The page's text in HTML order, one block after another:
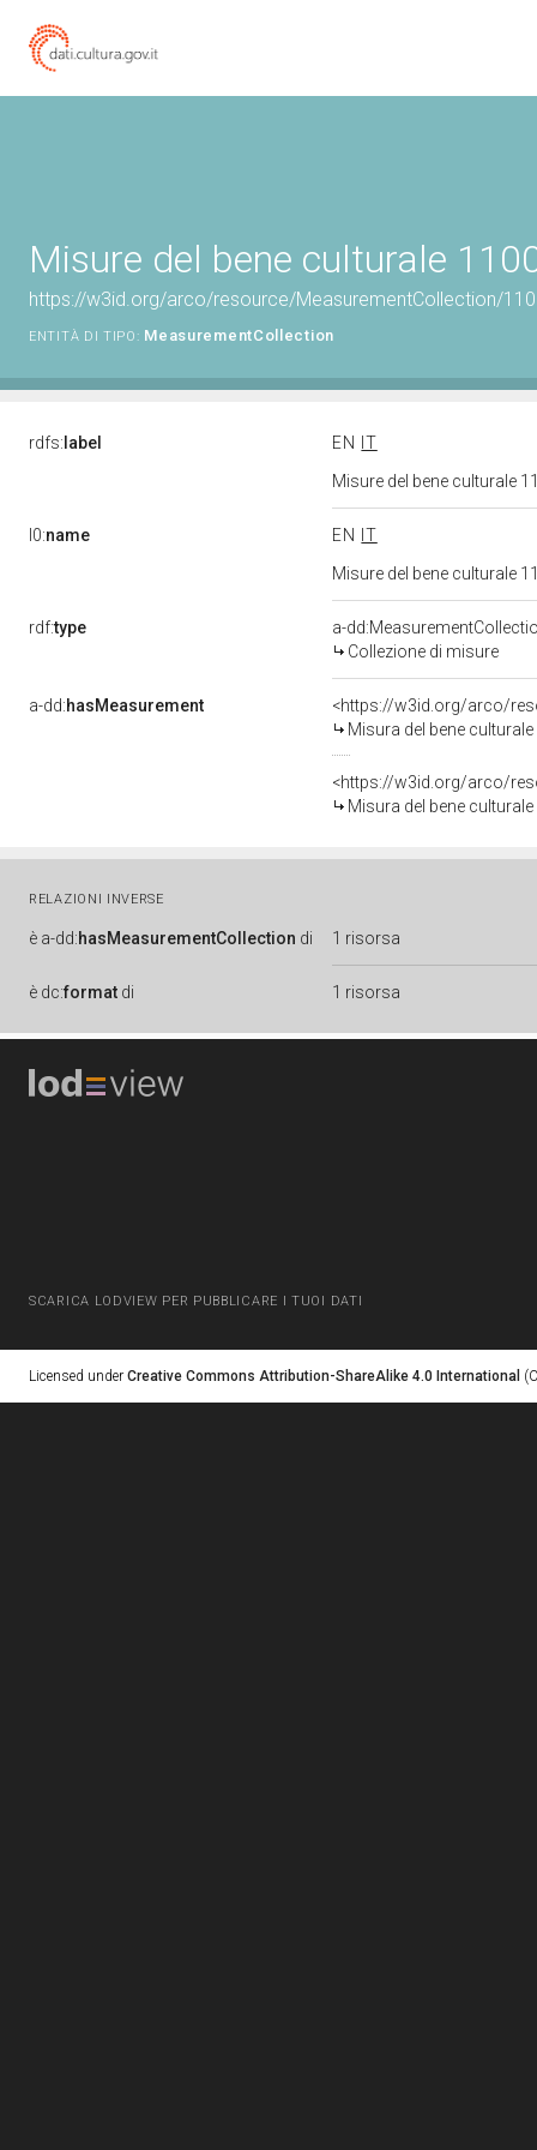
Misure del bene culturale
https://w3id.org/arco/resource/MeasurementCollection/
ENTITÀ DI TIPO: MeasurementCollection
rdfs: label EN
IT
Misure del bene culturale
l0:name EN
IT
Misure del bene culturale
rdf:type
a-
Collezione di misure
a-dd:hasMeasurement
<https://w3id.org/arco/
Misura del bene
<https://w3id.org/arco/
Misura del bene
RELAZIONI INVERSE
è a-dd:hasMeasurementCollection di 1 risorsa
è dc:format di 1 risorsa
SCARICA LODVIEW PER PUBBLICARE I TUOI DATI
Licensed under Creative Commons Attribution-ShareAlike 4.0 International